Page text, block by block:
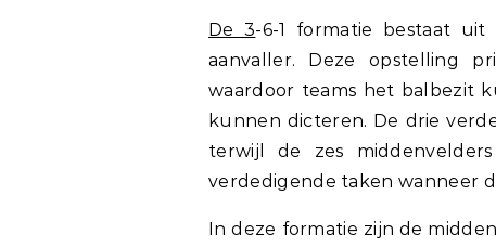
De 3-6-1 formatie bestaat uit
aanvaller. Deze opstelling
waardoor teams het balbezit
kunnen dicteren. De drie
terwijl de zes
verdedigende taken wanneer
In deze formatie zijn de